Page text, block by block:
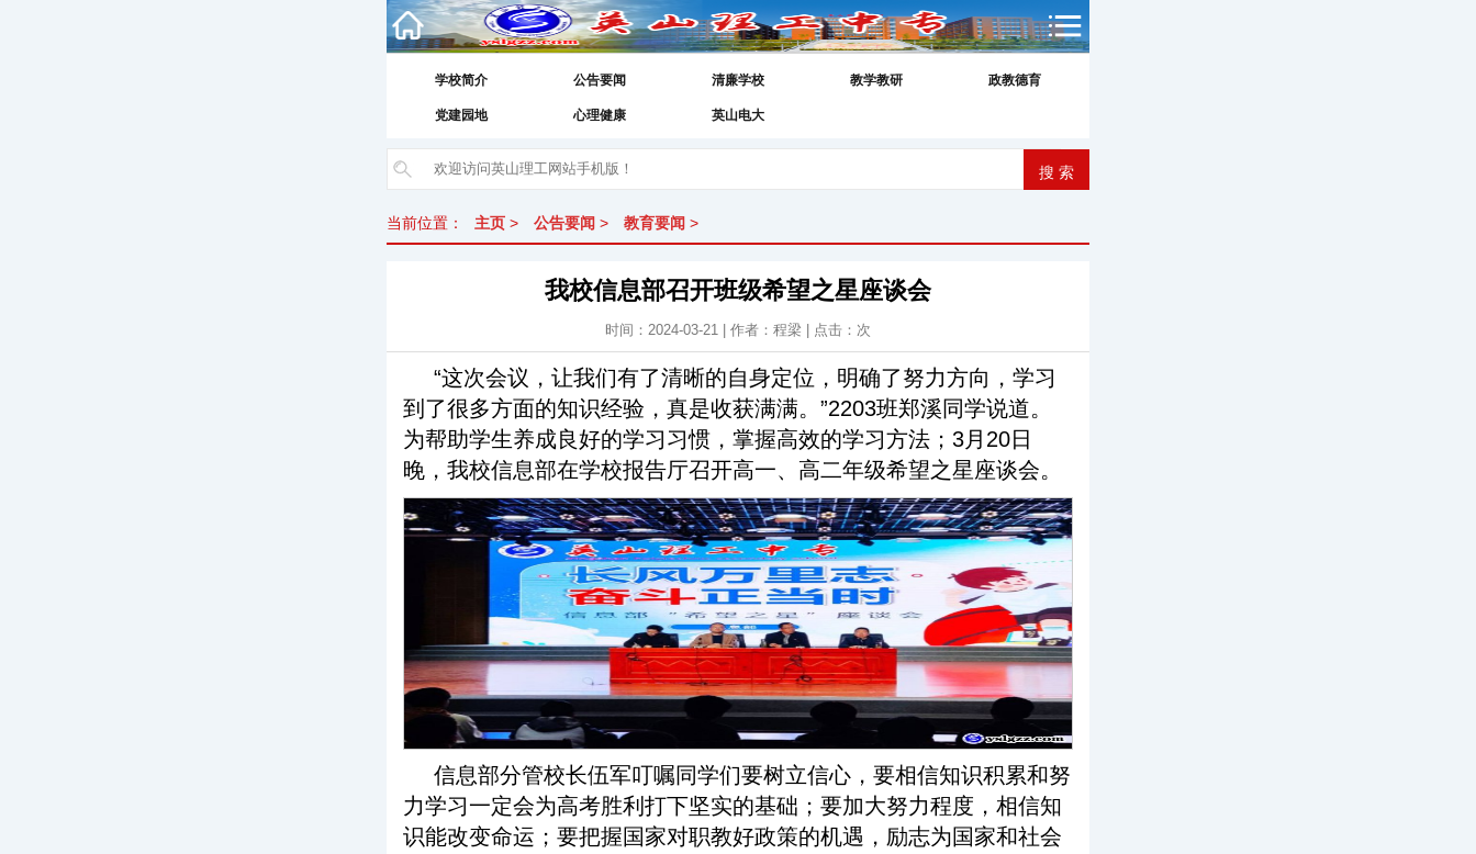
学校简介 公告要闻 清廉学校 教学教研 政教德育
党建园地 心理健康 英山电大
当前位置： 主页 > 公告要闻 > 教育要闻 >
我校信息部召开班级希望之星座谈会
时间：2024-03-21 | 作者：程梁 | 点击： 次
“这次会议，让我们有了清晰的自身定位，明确了努力方向，学习
到了很多方面的知识经验，真是收获满满。”2203班郑溪同学说道。
为帮助学生养成良好的学习习惯，掌握高效的学习方法；3月20日
晚，我校信息部在学校报告厅召开高一、高二年级希望之星座谈会。
信息部分管校长伍军叮嘱同学们要树立信心，要相信知识积累和努
力学习一定会为高考胜利打下坚实的基础；要加大努力程度，相信知
识能改变命运；要把握国家对职教好政策的机遇，励志为国家和社会